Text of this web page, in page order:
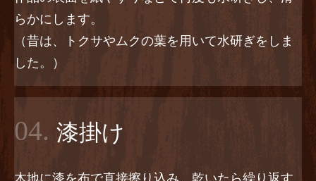
らかにします。
（昔は、トクサやムクの葉を用いて水研ぎをしま
した。）
04. 漆掛け
木地に漆を布で直接擦り込み、乾いたら繰り返す